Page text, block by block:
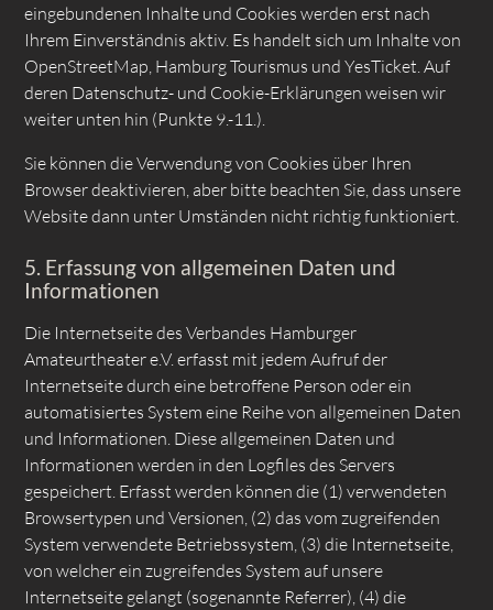
eingebundenen Inhalte und Cookies werden erst nach
Ihrem Einverständnis aktiv. Es handelt sich um Inhalte von
OpenStreetMap, Hamburg Tourismus und YesTicket. Auf
deren Datenschutz- und Cookie-Erklärungen weisen wir
weiter unten hin (Punkte 9.-11.).
Sie können die Verwendung von Cookies über Ihren
Browser deaktivieren, aber bitte beachten Sie, dass unsere
Website dann unter Umständen nicht richtig funktioniert.
5. Erfassung von allgemeinen Daten und
Informationen
Die Internetseite des Verbandes Hamburger
Amateurtheater e.V. erfasst mit jedem Aufruf der
Internetseite durch eine betroffene Person oder ein
automatisiertes System eine Reihe von allgemeinen Daten
und Informationen. Diese allgemeinen Daten und
Informationen werden in den Logfiles des Servers
gespeichert. Erfasst werden können die (1) verwendeten
Browsertypen und Versionen, (2) das vom zugreifenden
System verwendete Betriebssystem, (3) die Internetseite,
von welcher ein zugreifendes System auf unsere
Internetseite gelangt (sogenannte Referrer), (4) die